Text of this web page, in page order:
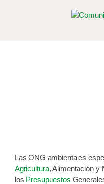
Las ONG ambientales
Agricultura, Alimentación y
los Presupuestos